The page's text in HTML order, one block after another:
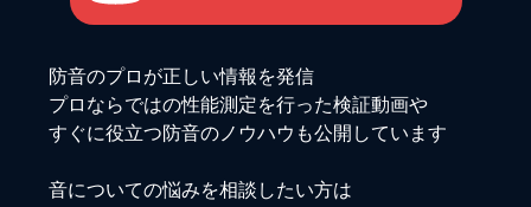
防音のプロが正しい情報を発信
プロならではの性能測定を行った検証動画や
すぐに役立つ防音のノウハウも公開しています
音についての悩みを相談したい方は